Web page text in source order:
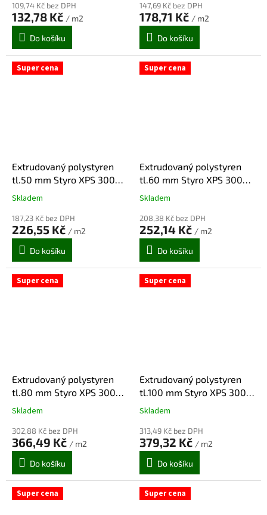
produktu
je
5,0
5
hvězdiček.
109,74 Kč bez DPH
132,78 Kč / m2
Do košíku
produktu
je
5,0
5
hvězdiček.
147,69 Kč bez DPH
178,71 Kč / m2
Do košíku
Super cena
Extrudovaný polystyren
tl.50 mm Styro XPS 300
SP-I, vafle 1 250x600
Průměrné
produktu
je
5,0
5
hvězdiček.
Skladem
187,23 Kč bez DPH
226,55 Kč / m2
Do košíku
Super cena
Extrudovaný polystyren
tl.60 mm Styro XPS 300
SP-I, vafle 1 250x600
Průměrné
produktu
je
5,0
5
hvězdiček.
Skladem
208,38 Kč bez DPH
252,14 Kč / m2
Do košíku
Super cena
Extrudovaný polystyren
tl.80 mm Styro XPS 300
SP-I, vafle 1 250x600 (3,75
Průměrné
produktu
je
5,0
5
hvězdiček.
Skladem
302,88 Kč bez DPH
366,49 Kč / m2
Do košíku
Super cena
Extrudovaný polystyren
tl.100 mm Styro XPS 300
SP-I, vafle 1 250x600
Průměrné
produktu
je
5,0
5
hvězdiček.
Skladem
313,49 Kč bez DPH
379,32 Kč / m2
Do košíku
Super cena Super cena